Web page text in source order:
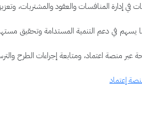
إدارة المنافسات والعقود والمشتريات،
يسهم في دعم التنمية المستدامة وتحقيق
عبر منصة اعتماد، ومتابعة إجراءات الطرح
إعتماد